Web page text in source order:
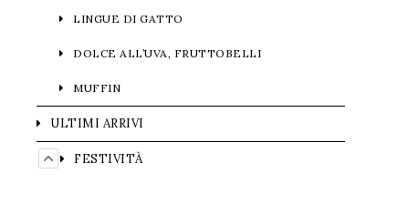
LINGUE DI GATTO
DOLCE ALL’UVA, FRUTTOBELLI
MUFFIN
ULTIMI ARRIVI
FESTIVITÀ